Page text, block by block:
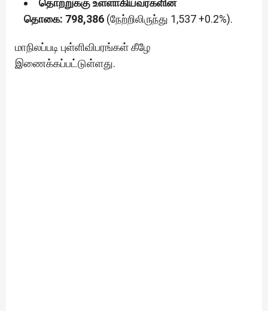
தொகை: 798,386 (நேற்றிலிருந்து 1,537 +0.2%).
மாநிலப்படி புள்ளிவிபரங்கள் கீழே
இணைக்கப்பட்டுள்ளது.